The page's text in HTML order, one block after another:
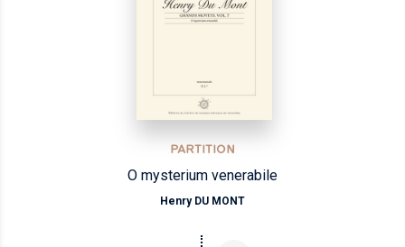
PARTITION
O mysterium venerabile
Henry DU MONT